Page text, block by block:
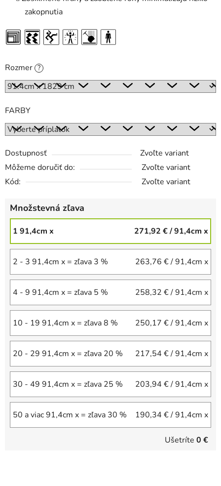
zakopnutia
Rozmer ?
FARBY
Dostupnosť
Zvoľte variant
Môžeme doručiť do:
Zvoľte variant
Kód:
Zvoľte variant
Množstevná zľava
1 91,4cm x 271,92 €/ 91,4cm x
2 - 3 91,4cm x = zľava 3 % 263,76 €/ 91,4cm x
4 - 9 91,4cm x = zľava 5 % 258,32 €/ 91,4cm x
10 - 19 91,4cm x = zľava 8 % 250,17 €/ 91,4cm x
20 - 29 91,4cm x = zľava 20 % 217,54 €/ 91,4cm x
30 - 49 91,4cm x = zľava 25 % 203,94 €/ 91,4cm x
50 a viac 91,4cm x = zľava 30 % 190,34 €/ 91,4cm x
Ušetríte 0 €